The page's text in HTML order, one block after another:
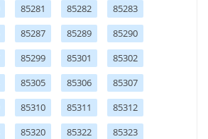
85281 85282
85283
85287 85289
85290
85299 85301
85302
85305 85306
85307
85310 85311
85312
85320 85322
85323